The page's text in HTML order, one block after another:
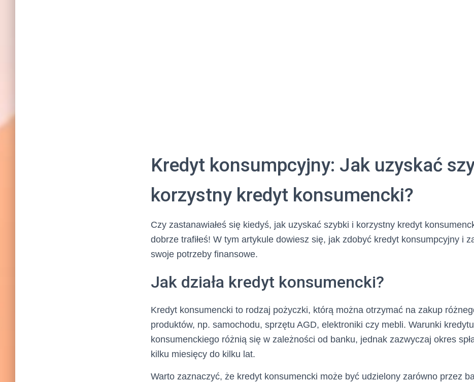
Kredyt konsumpcyjny: Jak uzyskać
korzystny kredyt konsumencki?
Czy zastanawiałeś się kiedyś, jak uzyskać szybki i korzystny kredyt
dobrze trafiłeś! W tym artykule dowiesz się, jak zdobyć kredyt konsumpcyjny i
swoje potrzeby finansowe.
Jak działa kredyt konsumencki?
Kredyt konsumencki to rodzaj pożyczki, którą można otrzymać na zakup
produktów, np. samochodu, sprzętu AGD, elektroniki czy mebli. Warunki kredytu
konsumenckiego różnią się w zależności od banku, jednak zazwyczaj okres
kilku miesięcy do kilku lat.
Warto zaznaczyć, że kredyt konsumencki może być udzielony zarówno przez